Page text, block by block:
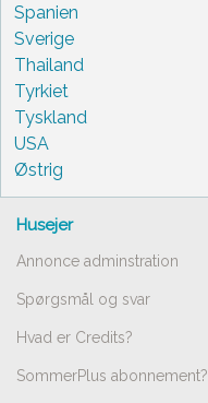
Spanien
Sverige
Thailand
Tyrkiet
Tyskland
USA
Østrig
Husejer
Annonce adminstration
Spørgsmål og svar
Hvad er Credits?
SommerPlus abonnement?